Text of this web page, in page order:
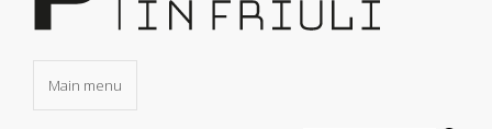
Main menu